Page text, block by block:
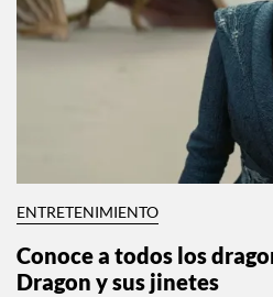
ENTRETENIMIENTO
Conoce a todos los
Dragon y sus jinetes